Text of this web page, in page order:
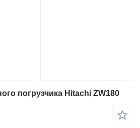
погрузчика Hitachi ZW180